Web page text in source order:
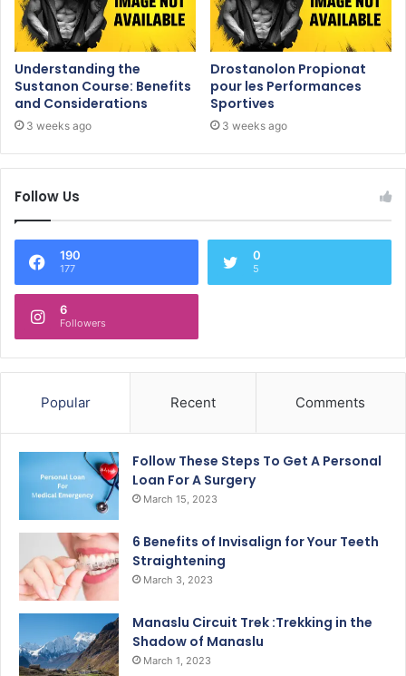
Understanding the
Sustanon Course: Benefits
and Considerations
3 weeks ago
Drostanolon Propionat
pour les Performances
Sportives
3 weeks ago
Follow Us
190
177
0
5
6
Followers
Popular Recent Comments
Follow These Steps To Get A Personal
Loan For A Surgery
March 15, 2023
6 Benefits of Invisalign for Your Teeth
Straightening
March 3, 2023
Manaslu Circuit Trek :Trekking in the
Shadow of Manaslu
March 1, 2023